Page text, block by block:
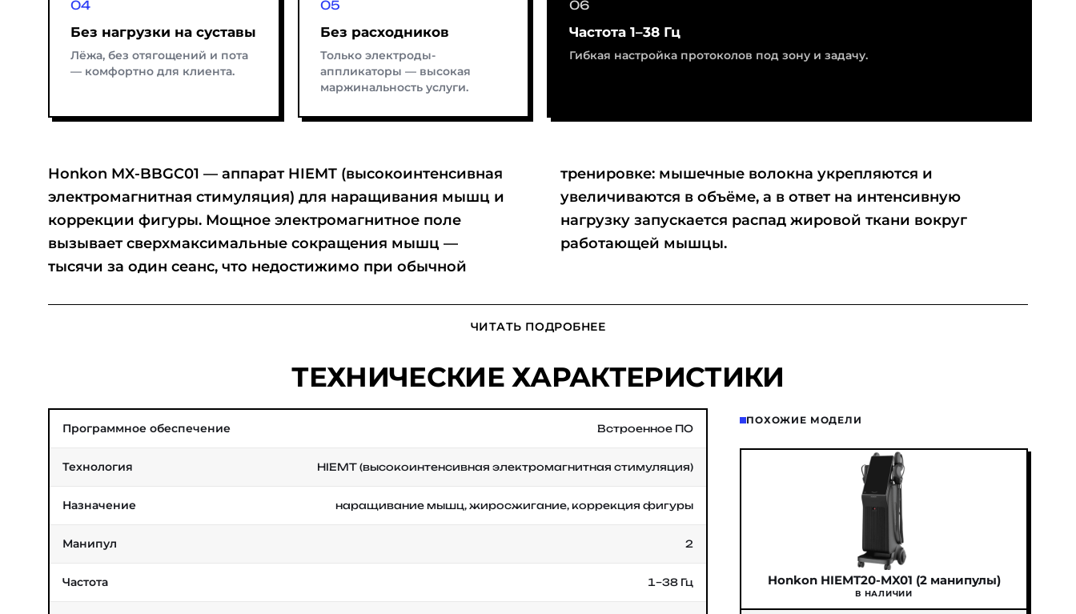
Без нагрузки на суставы
Лёжа, без отягощений и пота
— комфортно для клиента.
Без расходников
Только электроды-
аппликаторы — высокая
маржинальность услуги.
Частота 1–38 Гц
Гибкая настройка протоколов под зону и задачу.
Honkon MX-BBGC01 — аппарат HIEMT (высокоинтенсивная
электромагнитная стимуляция) для наращивания мышц и
коррекции фигуры. Мощное электромагнитное поле
вызывает сверхмаксимальные сокращения мышц —
тысячи за один сеанс, что недостижимо при обычной
тренировке: мышечные волокна укрепляются и
увеличиваются в объёме, а в ответ на интенсивную
нагрузку запускается распад жировой ткани вокруг
работающей мышцы.
ЧИТАТЬ ПОДРОБНЕЕ
ТЕХНИЧЕСКИЕ ХАРАКТЕРИСТИКИ
Программное обеспечение Встроенное ПО
Технология HIEMT (высокоинтенсивная электромагнитная стимуляция)
Назначение наращивание мышц, жиросжигание, коррекция фигуры
Манипул 2
Частота 1–38 Гц
ПОХОЖИЕ МОДЕЛИ
Honkon HIEMT20-MX01 (2 манипулы)
В НАЛИЧИИ